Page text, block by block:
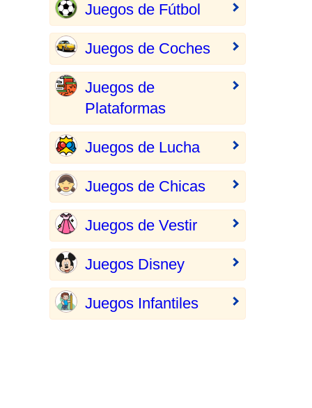
Juegos de Fútbol
Juegos de Coches
Juegos de
Plataformas
Juegos de Lucha
Juegos de Chicas
Juegos de Vestir
Juegos Disney
Juegos Infantiles